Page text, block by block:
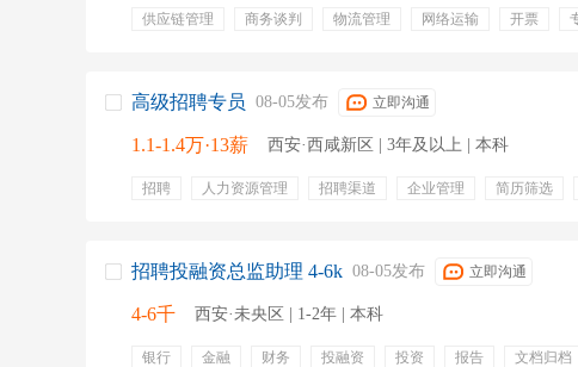
供应链管理 商务谈判 物流管理 网络运输 开票
高级招聘专员 08-05发布 立即沟通
1.1-1.4万·13薪 西安·西咸新区 | 3年及以上 | 本科
招聘 人力资源管理 招聘渠道 企业管理 简历筛选
招聘投融资总监助理 4-6k 08-05发布 立即沟通
4-6千 西安·未央区 | 1-2年 | 本科
银行 金融 财务 投融资 投资 报告 文档归档